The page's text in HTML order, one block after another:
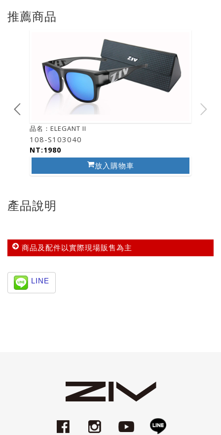
推薦商品
品名：ELEGANT II
108-S103040
NT:1980
放入購物車
產品說明
商品及配件以實際現場販售為主
LINE